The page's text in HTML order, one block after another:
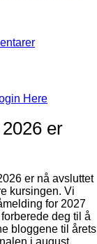
Here
er
er nå avsluttet
kursingen. Vi
for 2027
deg til å
bloggene til årets